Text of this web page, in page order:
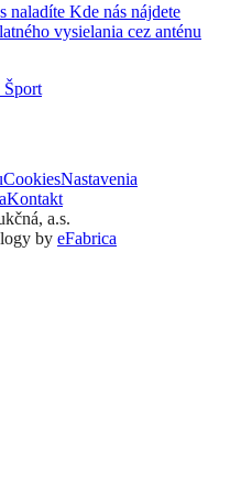
naladíte Kde nás nájdete
vysielania cez anténu
Šport
CookiesNastavenia
Kontakt
a.s.
by eFabrica